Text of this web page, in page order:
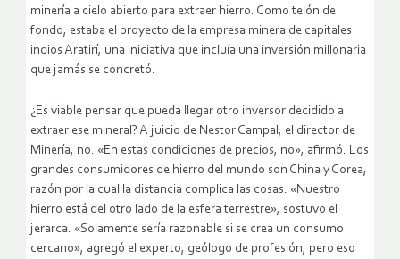
minería a cielo abierto para extraer hierro. Como telón de
fondo, estaba el proyecto de la empresa minera de capitales
indios Aratirí, una iniciativa que incluía una inversión millonaria
que jamás se concretó.
¿Es viable pensar que pueda llegar otro inversor decidido a
extraer ese mineral? A juicio de Nestor Campal, el director de
Minería, no. «En estas condiciones de precios, no», afirmó. Los
grandes consumidores de hierro del mundo son China y Corea,
razón por la cual la distancia complica las cosas. «Nuestro
hierro está del otro lado de la esfera terrestre», sostuvo el
jerarca. «Solamente sería razonable si se crea un consumo
cercano», agregó el experto, geólogo de profesión, pero eso